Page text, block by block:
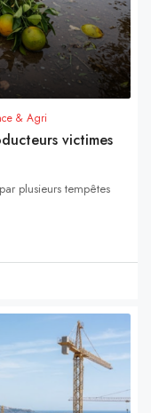
& Agri
victimes
plusieurs tempêtes